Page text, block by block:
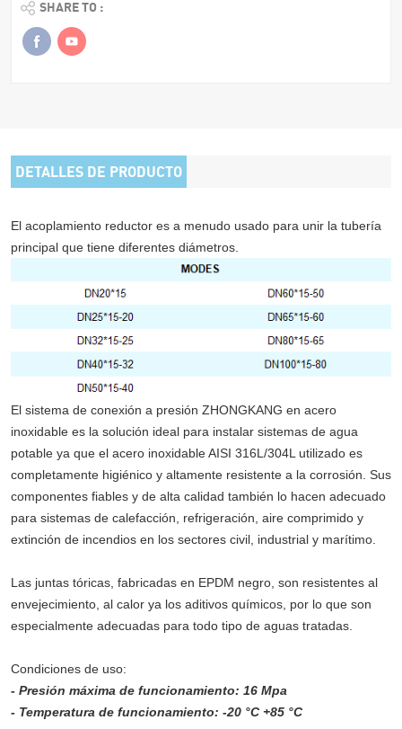
SHARE TO :
DETALLES DE PRODUCTO
El acoplamiento reductor es a menudo usado para unir la tubería
principal que tiene diferentes diámetros.
El sistema de conexión a presión ZHONGKANG en acero
inoxidable es la solución ideal para instalar sistemas de agua
potable ya que el acero inoxidable AISI 316L/304L utilizado es
completamente higiénico y altamente resistente a la corrosión. Sus
componentes fiables y de alta calidad también lo hacen adecuado
para sistemas de calefacción, refrigeración, aire comprimido y
extinción de incendios en los sectores civil, industrial y marítimo.
Las juntas tóricas, fabricadas en EPDM negro, son resistentes al
envejecimiento, al calor ya los aditivos químicos, por lo que son
especialmente adecuadas para todo tipo de aguas tratadas.
Condiciones de uso:
- Presión máxima de funcionamiento: 16 Mpa
- Temperatura de funcionamiento: -20 °C +85 °C